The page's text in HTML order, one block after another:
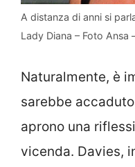
A distanza di anni si
Lady Diana – Foto Ansa
Naturalmente, è
sarebbe
aprono una
vicenda. Davies,